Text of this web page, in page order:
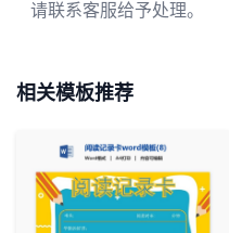
请联系客服给予处理。
相关模板推荐